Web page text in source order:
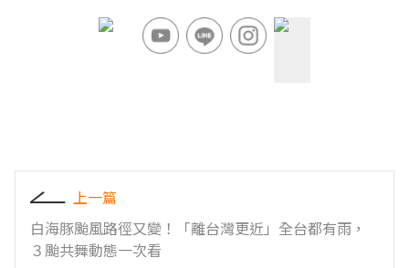
上一篇
白海豚颱風路徑又變！「離台灣更近」全台都有雨，
３颱共舞動態一次看